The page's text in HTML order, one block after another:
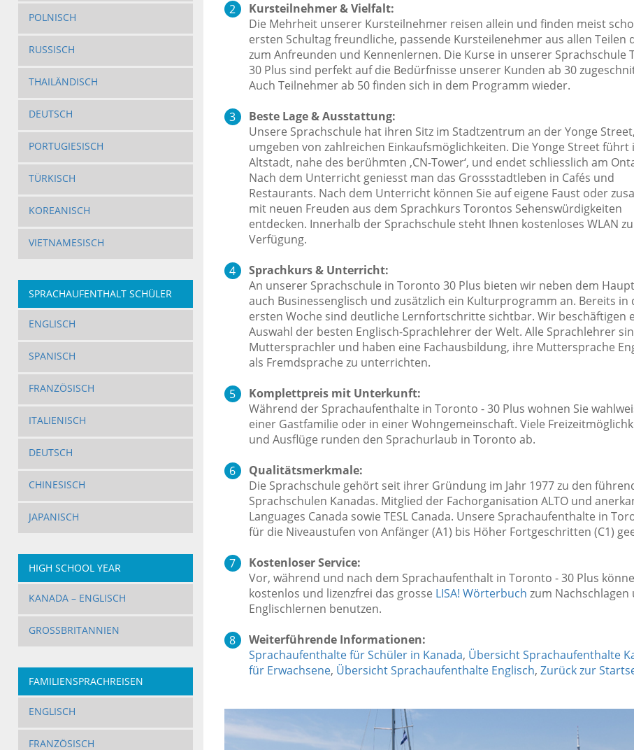
POLNISCH
RUSSISCH
THAILÄNDISCH
DEUTSCH
PORTUGIESISCH
TÜRKISCH
KOREANISCH
VIETNAMESISCH
SPRACHAUFENTHALT SCHÜLER
ENGLISCH
SPANISCH
FRANZÖSISCH
ITALIENISCH
DEUTSCH
CHINESISCH
JAPANISCH
HIGH SCHOOL YEAR
KANADA – ENGLISCH
GROSSBRITANNIEN
FAMILIENSPRACHREISEN
ENGLISCH
FRANZÖSISCH
Kursteilnehmer & Vielfalt:
Die Mehrheit unserer Kursteilnehmer reisen allein und finden meist
ersten Schultag freundliche, passende Kursteilenehmer aus allen Teilen
zum Anfreunden und Kennenlernen. Die Kurse in unserer Sprachschule
30 Plus sind perfekt auf die Bedürfnisse unserer Kunden ab 30
Auch Teilnehmer ab 50 finden sich in dem Programm wieder.
Beste Lage & Ausstattung:
Unsere Sprachschule hat ihren Sitz im Stadtzentrum an der Yonge Street,
umgeben von zahlreichen Einkaufsmöglichkeiten. Die Yonge Street führt
Altstadt, nahe des berühmten ,CN-Tower‘, und endet schliesslich am
Nach dem Unterricht geniesst man das Grossstadtleben in Cafés und
Restaurants. Nach dem Unterricht können Sie auf eigene Faust oder
mit neuen Freuden aus dem Sprachkurs Torontos Sehenswürdigkeiten
entdecken. Innerhalb der Sprachschule steht Ihnen kostenloses WLAN
Verfügung.
Sprachkurs & Unterricht:
An unserer Sprachschule in Toronto 30 Plus bieten wir neben dem
auch Businessenglisch und zusätzlich ein Kulturprogramm an. Bereits in
ersten Woche sind deutliche Lernfortschritte sichtbar. Wir beschäftigen
Auswahl der besten Englisch-Sprachlehrer der Welt. Alle Sprachlehrer
Muttersprachler und haben eine Fachausbildung, ihre Muttersprache
als Fremdsprache zu unterrichten.
Komplettpreis mit Unterkunft:
Während der Sprachaufenthalte in Toronto - 30 Plus wohnen Sie
einer Gastfamilie oder in einer Wohngemeinschaft. Viele
und Ausflüge runden den Sprachurlaub in Toronto ab.
Qualitätsmerkmale:
Die Sprachschule gehört seit ihrer Gründung im Jahr 1977 zu den
Sprachschulen Kanadas. Mitglied der Fachorganisation ALTO und
Languages Canada sowie TESL Canada. Unsere Sprachaufenthalte in
für die Niveaustufen von Anfänger (A1) bis Höher Fortgeschritten (C1)
Kostenloser Service:
Vor, während und nach dem Sprachaufenthalt in Toronto - 30 Plus
kostenlos und lizenzfrei das grosse LISA! Wörterbuch zum Nachschlagen
Englischlernen benutzen.
Weiterführende Informationen:
Sprachaufenthalte für Schüler in Kanada, Übersicht Sprachaufenthalte
für Erwachsene, Übersicht Sprachaufenthalte Englisch, Zurück zur